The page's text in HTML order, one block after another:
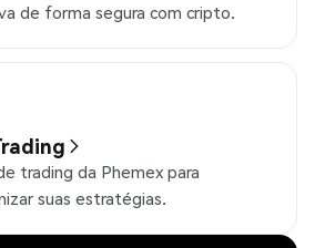
de forma segura com cripto.
trading da Phemex para
suas estratégias.